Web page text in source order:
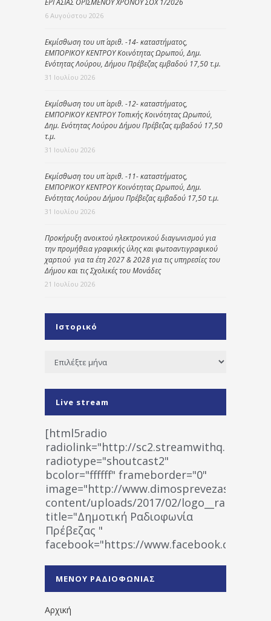
6 Αυγούστου 2026
Εκμίσθωση του υπ΄ αριθ. -14- καταστήματος,
ΕΜΠΟΡΙΚΟΥ ΚΕΝΤΡΟΥ Κοινότητας Ωρωπού, Δημ.
Ενότητας Λούρου, Δήμου Πρέβεζας εμβαδού 17,50 τ.μ.
31 Ιουλίου 2026
Εκμίσθωση του υπ΄ αριθ. -12- καταστήματος,
ΕΜΠΟΡΙΚΟΥ ΚΕΝΤΡΟΥ Τοπικής Κοινότητας Ωρωπού,
Δημ. Ενότητας Λούρου Δήμου Πρέβεζας εμβαδού 17,50
τ.μ.
31 Ιουλίου 2026
Εκμίσθωση του υπ΄ αριθ. -11- καταστήματος,
ΕΜΠΟΡΙΚΟΥ ΚΕΝΤΡΟΥ Κοινότητας Ωρωπού, Δημ.
Ενότητας Λούρου Δήμου Πρέβεζας εμβαδού 17,50 τ.μ.
31 Ιουλίου 2026
Προκήρυξη ανοικτού ηλεκτρονικού διαγωνισμού για
την προμήθεια γραφικής ύλης και φωτοαντιγραφικού
χαρτιού για τα έτη 2027 & 2028 για τις υπηρεσίες του
Δήμου και τις Σχολικές του Μονάδες
21 Ιουλίου 2026
Ιστορικό
Ιστορικό
Live stream
[html5radio
radiolink="http://
radiotype="shoutcast2"
bcolor="ffffff" frameborder="0"
image="http://www.dimosprevezas.gr/wp-
content/uploads/2017/02/
title="Δημοτική Ραδιοφωνία
Πρέβεζας "
facebook="https://www.facebook.com/
1531194763766854/" artist="" ]
ΜΕΝΟΥ ΡΑΔΙΟΦΩΝΙΑΣ
Αρχική